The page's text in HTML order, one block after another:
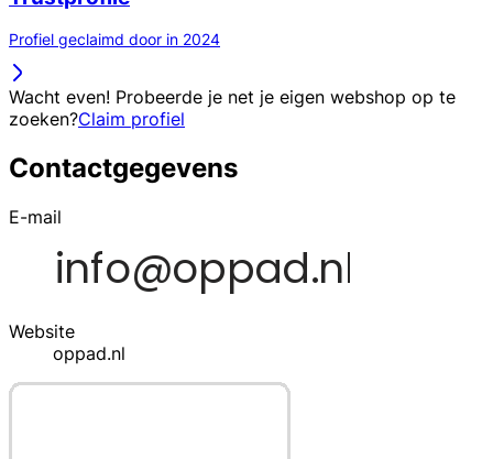
Profiel geclaimd door in 2024
Wacht even! Probeerde je net je eigen webshop op te
zoeken?Claim profiel
Contactgegevens
E-mail
Website
oppad.nl